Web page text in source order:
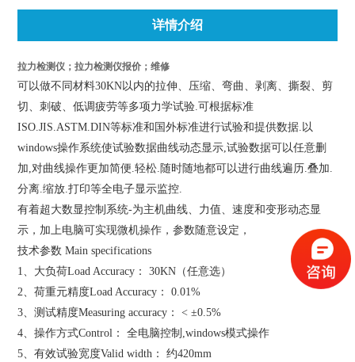
详情介绍
拉力检测仪；拉力检测仪报价；维修
可以做不同材料30KN以内的拉伸、压缩、弯曲、剥离、撕裂、剪
切、刺破、低调疲劳等多项力学试验.可根据标准
ISO.JIS.ASTM.DIN等标准和国外标准进行试验和提供数据.以
windows操作系统使试验数据曲线动态显示,试验数据可以任意删
加,对曲线操作更加简便.轻松.随时随地都可以进行曲线遍历.叠加.
分离.缩放.打印等全电子显示监控.
有着超大数显控制系统-为主机曲线、力值、速度和变形动态显
示，加上电脑可实现微机操作，参数随意设定，
技术参数 Main specifications
1、大负荷Load Accuracy： 30KN（任意选）
2、荷重元精度Load Accuracy： 0.01%
3、测试精度Measuring accuracy： < ±0.5%
4、操作方式Control： 全电脑控制,windows模式操作
5、有效试验宽度Valid width： 约420mm